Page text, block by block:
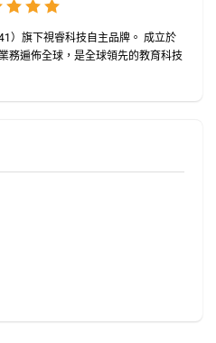
）旗下視睿科技自主品牌。 成立於
務遍佈全球，是全球領先的教育科技